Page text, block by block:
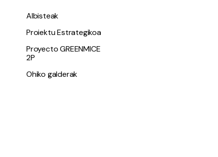
Albisteak
Proiektu Estrategikoa
Proyecto GREENMICE
2P
Ohiko galderak